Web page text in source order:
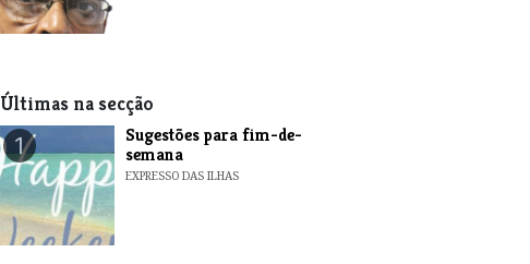
Últimas na secção
1
​Sugestões para fim-de-
semana
EXPRESSO DAS ILHAS